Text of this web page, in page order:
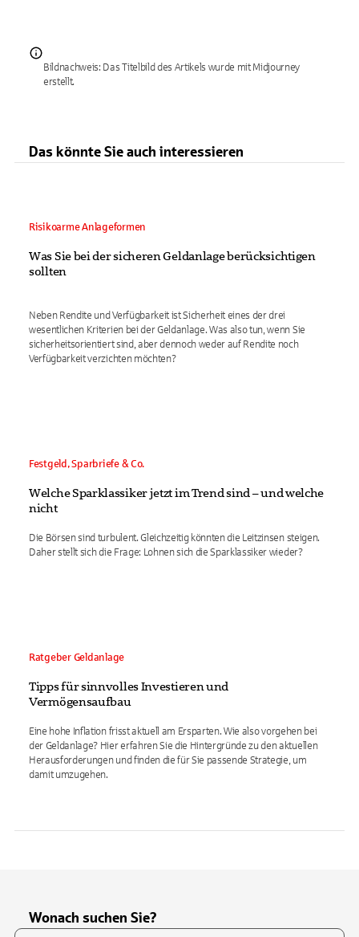
Bildnachweis: Das Titelbild des Artikels wurde mit Midjourney
erstellt.
Das könnte Sie auch interessieren
Risikoarme Anlageformen
Was Sie bei der sicheren Geldanlage berücksichtigen
sollten
Neben Rendite und Verfügbarkeit ist Sicherheit eines der drei
wesentlichen Kriterien bei der Geldanlage. Was also tun, wenn Sie
sicherheitsorientiert sind, aber dennoch weder auf Rendite noch
Verfügbarkeit verzichten möchten?
Festgeld, Sparbriefe & Co.
Welche Sparklassiker jetzt im Trend sind – und welche
nicht
Die Börsen sind turbulent. Gleichzeitig könnten die Leitzinsen steigen.
Daher stellt sich die Frage: Lohnen sich die Sparklassiker wieder?
Ratgeber Geldanlage
Tipps für sinnvolles Investieren und
Vermögensaufbau
Eine hohe Inflation frisst aktuell am Ersparten. Wie also vorgehen bei
der Geldanlage? Hier erfahren Sie die Hintergründe zu den aktuellen
Herausforderungen und finden die für Sie passende Strategie, um
damit umzugehen.
Wonach suchen Sie?